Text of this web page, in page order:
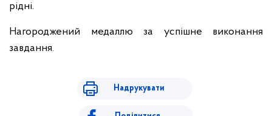
рідні.
Нагороджений медаллю за успішне виконання
завдання.
Надрукувати